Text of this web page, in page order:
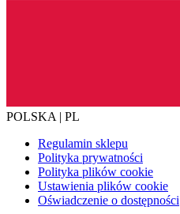
POLSKA | PL
Regulamin sklepu
Polityka prywatności
Polityka plików cookie
Ustawienia plików cookie
Oświadczenie o dostępności